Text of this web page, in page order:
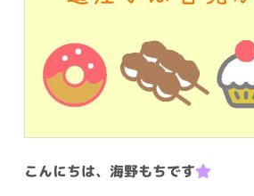
こんにちは、海野もちです